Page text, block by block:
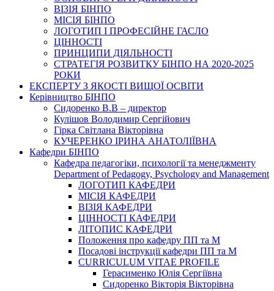
ВІЗІЯ БІНПО
МІСІЯ БІНПО
ЛОГОТИП І ПРОФЕСІЙНЕ ГАСЛО
ЦІННОСТІ
ПРИНЦИПИ ДІЯЛЬНОСТІ
СТРАТЕГІЯ РОЗВИТКУ БІНПО НА 2020-2025
РОКИ
ЕКСПЕРТУ З ЯКОСТІ ВИЩОЇ ОСВІТИ
Керівництво БІНПО
Сидоренко В.В – директор
Кулішов Володимир Сергійович
Гірка Світлана Вікторівна
КУЧЕРЕНКО ІРИНА АНАТОЛІЇВНА
Кафедри БІНПО
Кафедра педагогіки, психології та менеджменту
Department of Pedagogy, Psychology and Management
ЛОГОТИП КАФЕДРИ
МІСІЯ КАФЕДРИ
ВІЗІЯ КАФЕДРИ
ЦІННОСТІ КАФЕДРИ
ЛІТОПИС КАФЕДРИ
Положення про кафедру ПП та М
Посадові інструкції кафедри ПП та М
CURRICULUM VITAE PROFILE
Герасименко Юлія Сергіївна
Сидоренко Вікторія Вікторівна